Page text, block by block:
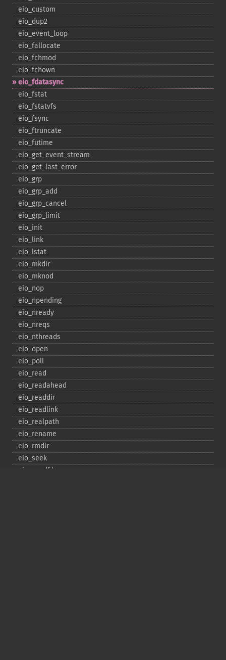
eio_​custom
eio_​dup2
eio_​event_​loop
eio_​fallocate
eio_​fchmod
eio_​fchown
eio_​fdatasync
eio_​fstat
eio_​fstatvfs
eio_​fsync
eio_​ftruncate
eio_​futime
eio_​get_​event_​stream
eio_​get_​last_​error
eio_​grp
eio_​grp_​add
eio_​grp_​cancel
eio_​grp_​limit
eio_​init
eio_​link
eio_​lstat
eio_​mkdir
eio_​mknod
eio_​nop
eio_​npending
eio_​nready
eio_​nreqs
eio_​nthreads
eio_​open
eio_​poll
eio_​read
eio_​readahead
eio_​readdir
eio_​readlink
eio_​realpath
eio_​rename
eio_​rmdir
eio_​seek
eio_​sendfile